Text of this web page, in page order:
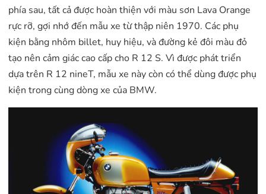
phía sau, tất cả được hoàn thiện với màu sơn Lava Orange
rực rỡ, gợi nhớ đến mẫu xe từ thập niên 1970. Các phụ
kiện bằng nhôm billet, huy hiệu, và đường kẻ đôi màu đỏ
tạo nên cảm giác cao cấp cho R 12 S. Vì được phát triển
dựa trên R 12 nineT, mẫu xe này còn có thể dùng được phụ
kiện trong cùng dòng xe của BMW.